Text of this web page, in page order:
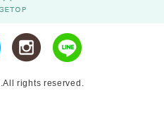
rights reserved.